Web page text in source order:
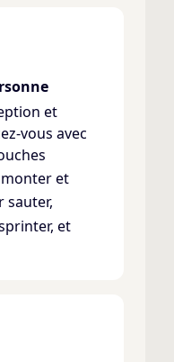
et
vous avec
et
sauter,
et